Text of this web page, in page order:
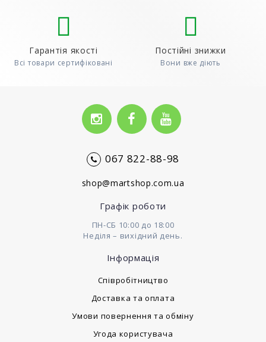
Гарантія якості
Всі товари сертифіковані
Постійні знижки
Вони вже діють
067 822-88-98
shop@martshop.com.ua
Графік роботи
ПН-СБ 10:00 до 18:00
Неділя – вихідний день.
Інформація
Cпівробітництво
Доставка та оплата
Умови повернення та обміну
Угода користувача